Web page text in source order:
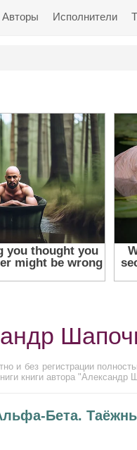
Авторы Исполнители
и без регистрации
книги автора
Бета.